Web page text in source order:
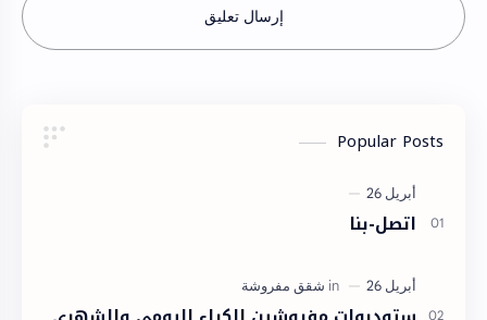
إرسال تعليق
Popular Posts
اتصل-بنا